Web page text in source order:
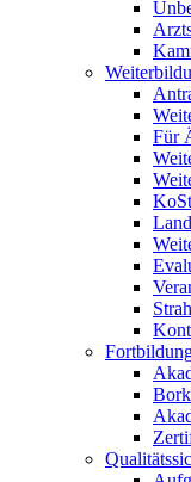
Für